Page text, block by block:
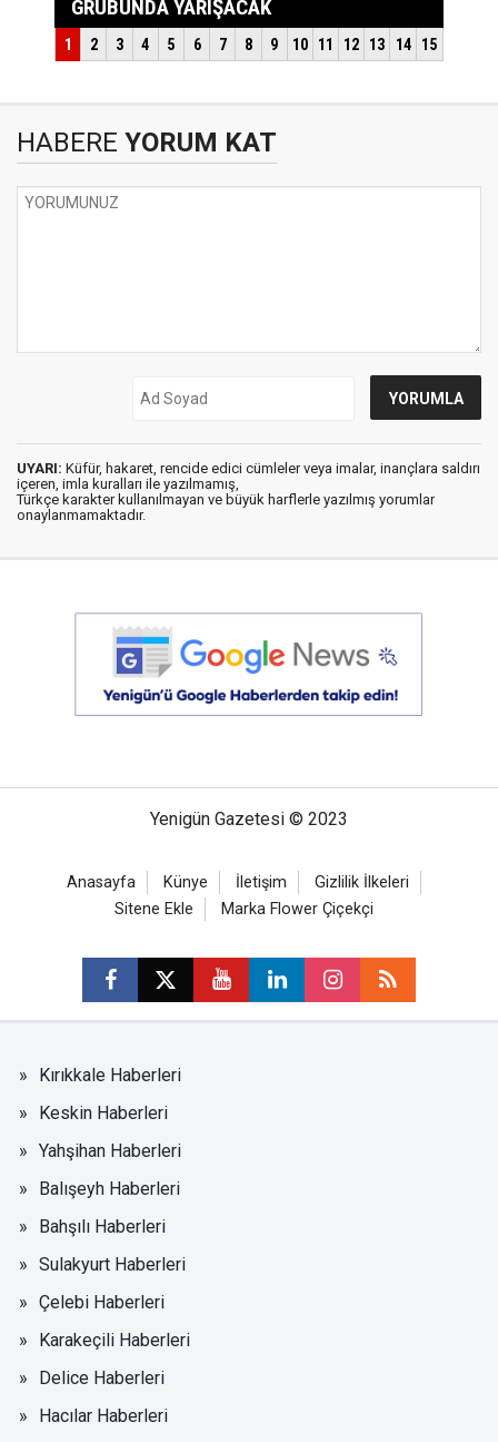
HABERE YORUM KAT
UYARI: Küfür, hakaret, rencide edici cümleler veya imalar, inançlara saldırı
içeren, imla kuralları ile yazılmamış,
Türkçe karakter kullanılmayan ve büyük harflerle yazılmış yorumlar
onaylanmamaktadır.
Yenigün Gazetesi © 2023
Anasayfa Künye İletişim
Gizlilik İlkeleri
Sitene Ekle
Marka Flower Çiçekçi
Kırıkkale Haberleri
Keskin Haberleri
Yahşihan Haberleri
Balışeyh Haberleri
Bahşılı Haberleri
Sulakyurt Haberleri
Çelebi Haberleri
Karakeçili Haberleri
Delice Haberleri
Hacılar Haberleri